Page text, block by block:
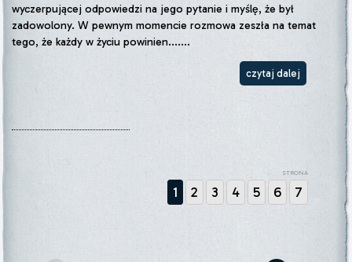
wyczerpującej odpowiedzi na jego pytanie i myślę, że był
zadowolony. W pewnym momencie rozmowa zeszła na temat
tego, że każdy w życiu powinien.......
czytaj dalej
STRONA
1 2 3 4 5 6 7